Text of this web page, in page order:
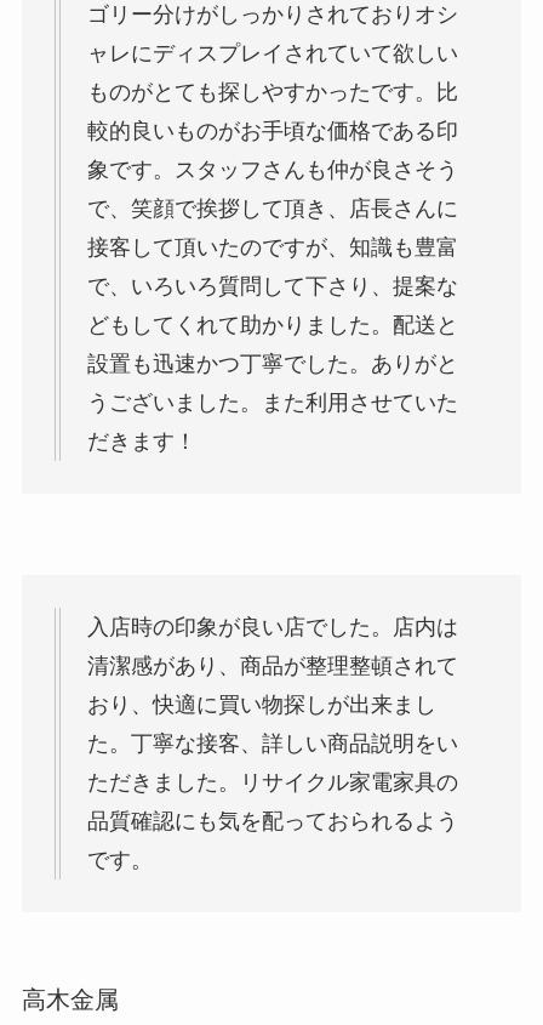
ゴリー分けがしっかりされておりオシ
ャレにディスプレイされていて欲しい
ものがとても探しやすかったです。比
較的良いものがお手頃な価格である印
象です。スタッフさんも仲が良さそう
で、笑顔で挨拶して頂き、店長さんに
接客して頂いたのですが、知識も豊富
で、いろいろ質問して下さり、提案な
どもしてくれて助かりました。配送と
設置も迅速かつ丁寧でした。ありがと
うございました。また利用させていた
だきます！
入店時の印象が良い店でした。店内は
清潔感があり、商品が整理整頓されて
おり、快適に買い物探しが出来まし
た。丁寧な接客、詳しい商品説明をい
ただきました。リサイクル家電家具の
品質確認にも気を配っておられるよう
です。
高木金属